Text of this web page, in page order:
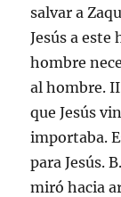
salvar a
Jesús a este
hombre
al hombre.
que Jesús
importaba.
para Jesús.
miró hacia